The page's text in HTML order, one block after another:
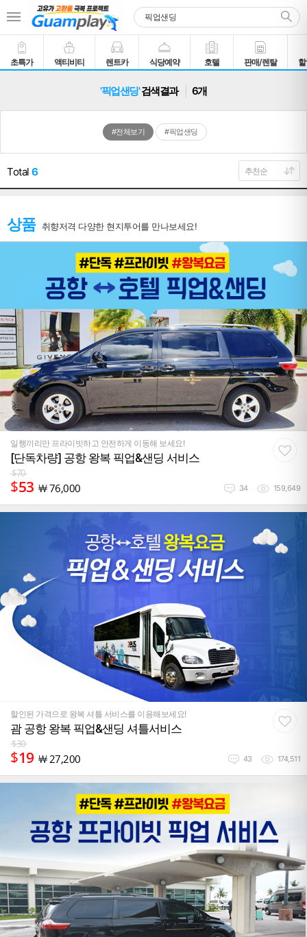
초특가 액티비티 렌트카 식당예약 호텔 판매/렌탈
'픽업샌딩'검색결과 6개
#전체보기 #픽업샌딩
Total 6
상품 취향저격 다양한 현지투어를 만나보세요!
일행끼리만 프라이빗하고 안전하게 이동해 보세요!
[단독차량] 공항 왕복 픽업&샌딩 서비스
$70
$53 ￦76,000 34 159,649
할인된 가격으로 왕복 셔틀 서비스를 이용해보세요!
괌 공항 왕복 픽업&샌딩 셔틀서비스
$30
$19 ￦ 27,200 43 174,511